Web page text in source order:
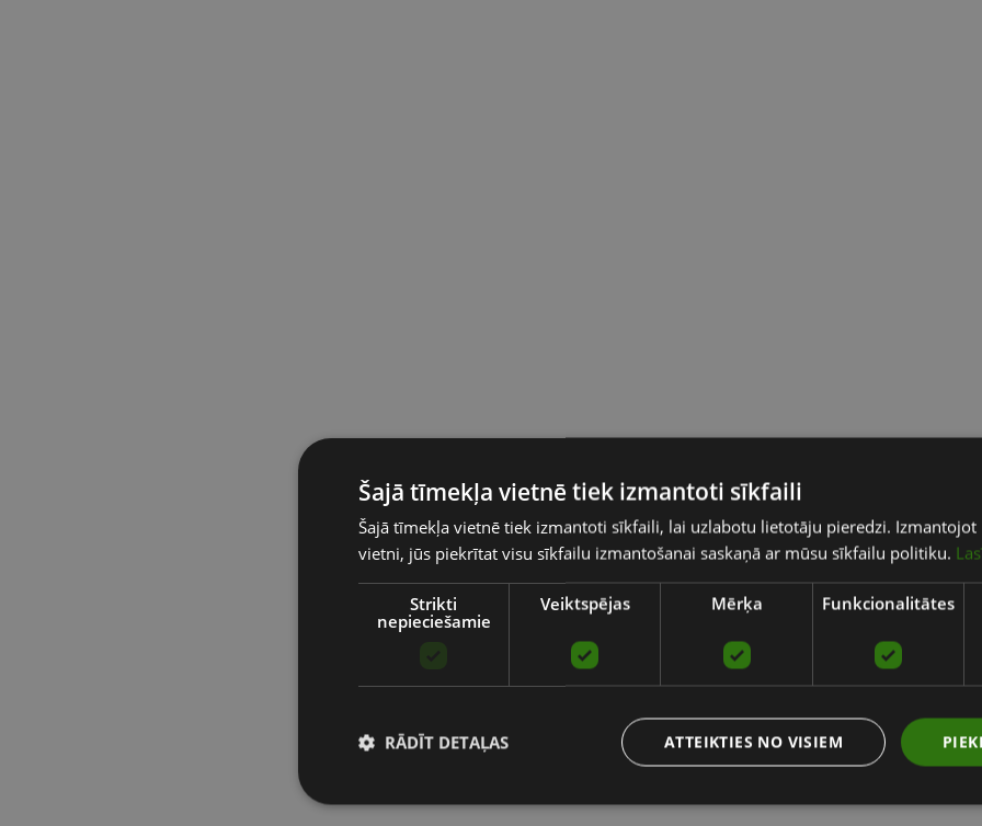
Šajā tīmekļa vietnē tiek izmantoti sīkfaili
Šajā tīmekļa vietnē tiek izmantoti sīkfaili, lai uzlabotu lietotāju pieredzi.
vietni, jūs piekrītat visu sīkfailu izmantošanai saskaņā ar mūsu sīkfailu politiku.
Strikti
nepieciešamie
Veiktspējas Mērķa Funkcionalitātes
ATTEIKTIES NO VISIEM
RĀDĪT DETAĻAS